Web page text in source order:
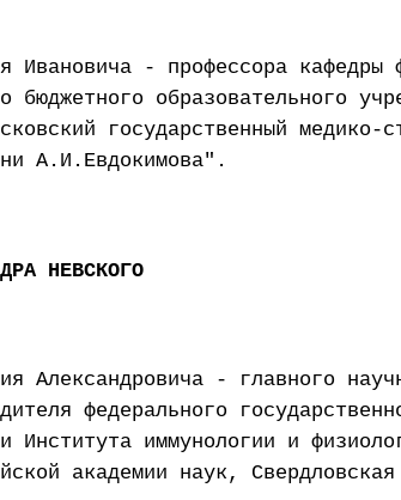
Ивановича - профессора кафедры
бюджетного образовательного
государственный медико-
А.И.Евдокимова".
НЕВСКОГО
Александровича - главного
федерального
Института иммунологии и
академии наук,